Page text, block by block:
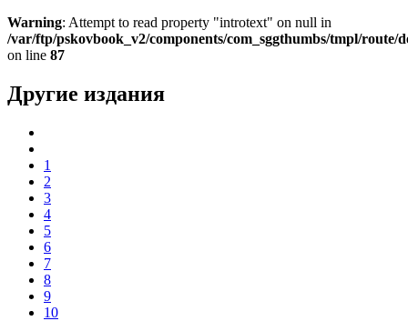
Warning: Attempt to read property "introtext" on null in
/var/ftp/pskovbook_v2/components/com_sggthumbs/tmpl/route/
on line 87
Другие издания
1
2
3
4
5
6
7
8
9
10